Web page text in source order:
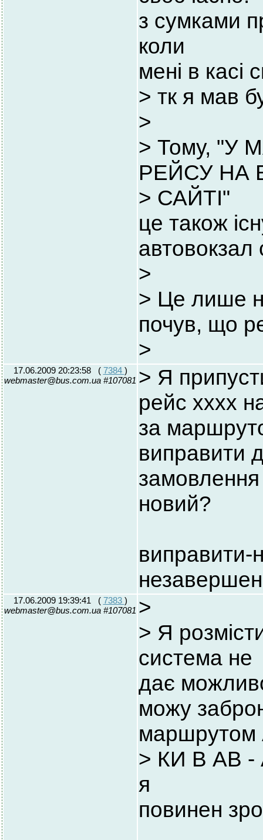
з сумками
коли
мені в касі
> тк я мав
>
> Тому,
РЕЙСУ НА
> САЙТІ"
це також
автовокзал
>
> Це лише
почув, що
>
17.06.2009 20:23:58 ( 7384 )
webmaster@bus.com.ua #107081 > Я
рейс хххх
за
виправити
новий?
виправити-
17.06.2009 19:39:41 ( 7383 )
webmaster@bus.com.ua #107081 >
> Я
система не
дає
можу
> КИ В АВ -
я
повинен